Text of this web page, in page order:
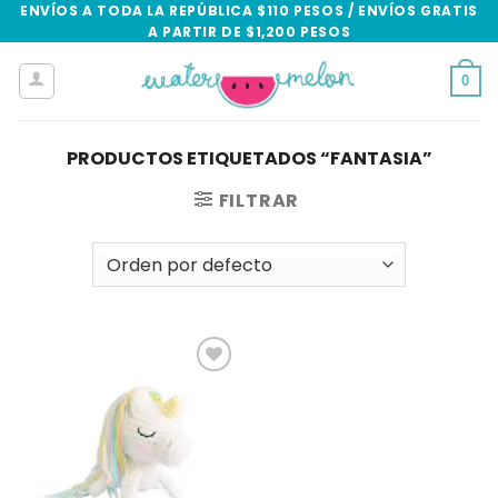
Skip
to
content
ENVÍOS A TODA LA REPÚBLICA $110 PESOS / ENVÍOS GRATIS
A PARTIR DE $1,200 PESOS
0
PRODUCTOS ETIQUETADOS “FANTASIA”
FILTRAR
wishlist